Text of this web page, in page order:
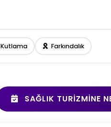
Kutlama Farkındalık
SAĞLIK TURIZMINE